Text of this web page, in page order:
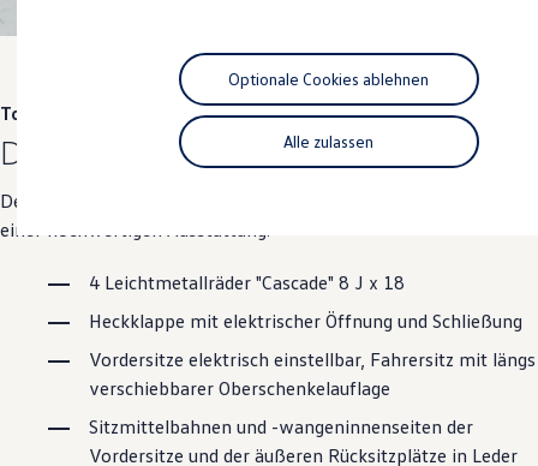
Driving Experience
Volkswagen entdecken
Werkbesichtigung
Factory visit
Lifestyle Shop
T-Roc Kollektion
Fußball Drop
we drive football
#wedriveproud
Besitzer und Service
myVolkswagen
Software Updates
Service und Ersatzteile
Inspektion und HU/AU
Touareg
Die Einsteiger-Ausstattung
Der
einer hochwertigen Ausstattung.
4 Leichtmetallräder "Cascade" 8 J x 18
Heckklappe mit elektrischer Öffnung und Schließung
Vordersitze elektrisch einstellbar, Fahrersitz mit längs
verschiebbarer Oberschenkelauflage
Sitzmittelbahnen und -wangeninnenseiten der
Vordersitze und der äußeren Rücksitzplätze in Leder
Alle zulassen
Optionale Cookies ablehnen